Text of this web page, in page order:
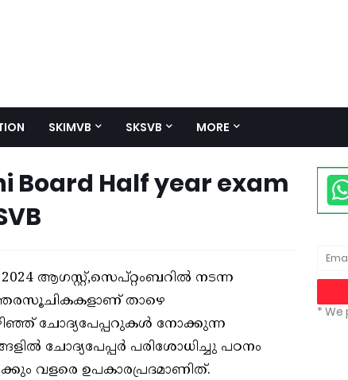
SKIMVB SKSVB MORE
Board Half year exam
ആഗസ്റ്റ്,സെപ്റ്റംബറിൽ നടന്ന
താഴെ
ചോദ്യപേപ്പറുകൾ നോക്കുന്ന
ചോദ്യപേപ്പർ പരിശോധിച്ചു പഠനം
വളരെ ഉപകാരപ്രദമാണിത്.
*